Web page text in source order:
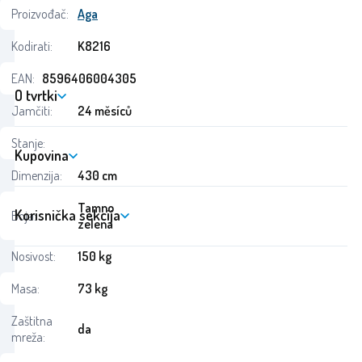
Proizvođač: Aga
Kodirati:
K8216
EAN: 8596406004305
Jamčiti:
24 měsíců
Stanje:
Dimenzija:
430 cm
Boja:
Tamno
zelena
Nosivost:
150 kg
Masa:
73 kg
Zaštitna
mreža:
da
O tvrtki
Kupovina
Korisnička sekcija